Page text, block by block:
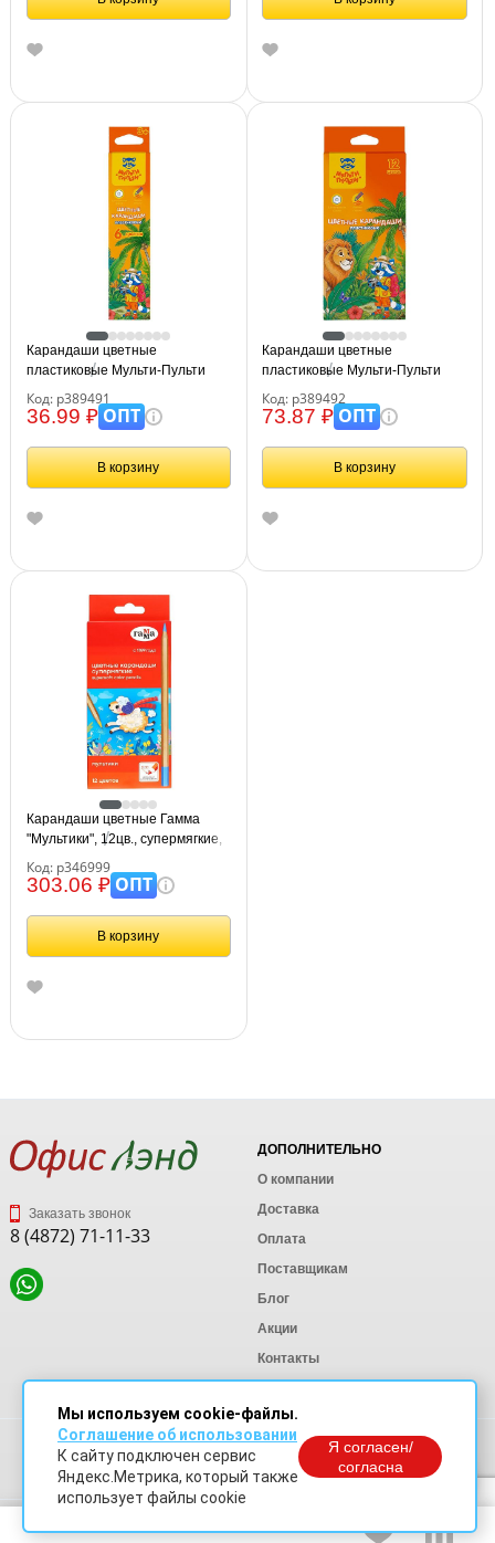
Карандаши цветные
пластиковые Мульти-Пульти
шестигран., заточен., картон,
европодвес
Код: р389491
36.99 ₽ОПТ
В корзину
Карандаши цветные
пластиковые Мульти-Пульти
шестигран., заточен., картон,
европодвес
Код: р389492
73.87 ₽ОПТ
В корзину
Карандаши цветные Гамма
"Мультики", 12цв., супермягкие,
заточен., картон. упак.,
Код: р346999
303.06 ₽ОПТ
В корзину
Заказать звонок
8 (4872) 71-11-33
ДОПОЛНИТЕЛЬНО
О компании
Доставка
Оплата
Поставщикам
Блог
Акции
Контакты
Политика конфиденциальности
Согласие на обработку персональных данных
Согласие на обработку данных Яндекс Метрика
Доработки и продвижение сайта
Мы используем cookie-файлы.
Соглашение об использовании
К сайту подключен сервис
Яндекс.Метрика, который также
использует файлы cookie
Я согласен/
согласна